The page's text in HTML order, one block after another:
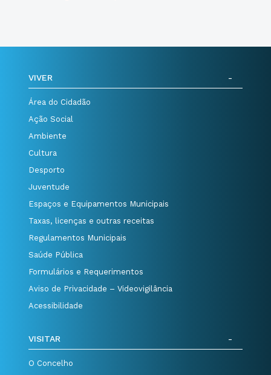
VIVER
Área do Cidadão
Ação Social
Ambiente
Cultura
Desporto
Juventude
Espaços e Equipamentos Municipais
Taxas, licenças e outras receitas
Regulamentos Municipais
Saúde Pública
Formulários e Requerimentos
Aviso de Privacidade – Videovigilância
Acessibilidade
VISITAR
O Concelho